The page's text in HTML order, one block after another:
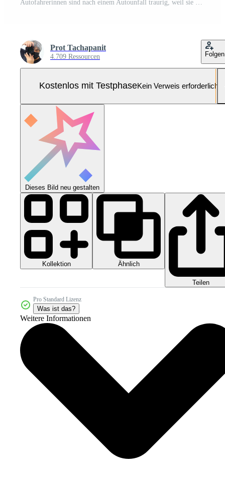
Prot Tachapanit
4.709 Ressourcen Folgen
Kostenlos mit TestphaseKein Verweis erforderlich
Dieses Bild neu gestalten
Kollektion Ähnlich
Teilen
Pro Standard Lizenz
Was ist das?
Weitere Informationen